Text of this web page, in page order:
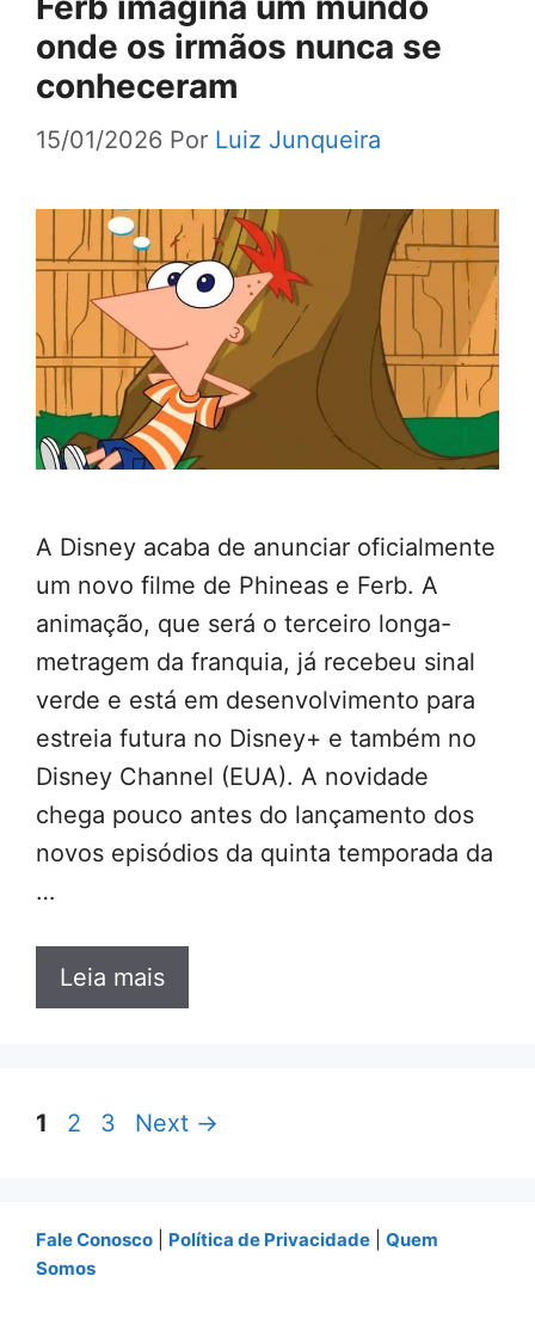
onde os irmãos nunca se
conheceram
15/01/2026 Por Luiz Junqueira
A Disney acaba de anunciar oficialmente
um novo filme de Phineas e Ferb. A
animação, que será o terceiro longa-
metragem da franquia, já recebeu sinal
verde e está em desenvolvimento para
estreia futura no Disney+ e também no
Disney Channel (EUA). A novidade
chega pouco antes do lançamento dos
novos episódios da quinta temporada da
…
Leia mais
Page
1 Page
2 Page
3 Next →
Fale Conosco Política de Privacidade
Quem
Somos